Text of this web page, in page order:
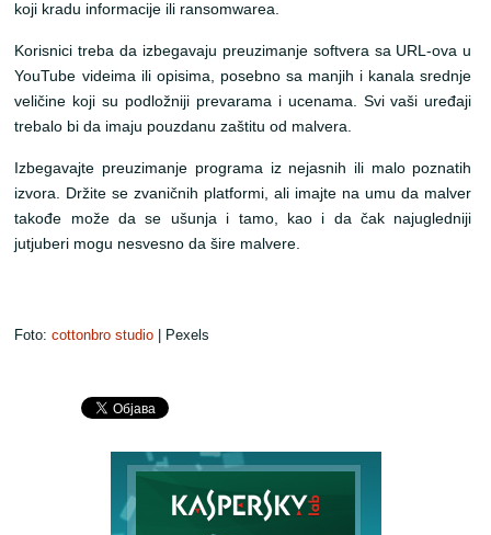
koji kradu informacije ili ransomwarea.
Korisnici treba da izbegavaju preuzimanje softvera sa URL-ova u
YouTube videima ili opisima, posebno sa manjih i kanala srednje
veličine koji su podložniji prevarama i ucenama. Svi vaši uređaji
trebalo bi da imaju pouzdanu zaštitu od malvera.
Izbegavajte preuzimanje programa iz nejasnih ili malo poznatih
izvora. Držite se zvaničnih platformi, ali imajte na umu da malver
takođe može da se ušunja i tamo, kao i da čak najugledniji
jutjuberi mogu nesvesno da šire malvere.
Foto:cottonbro studio | Pexels